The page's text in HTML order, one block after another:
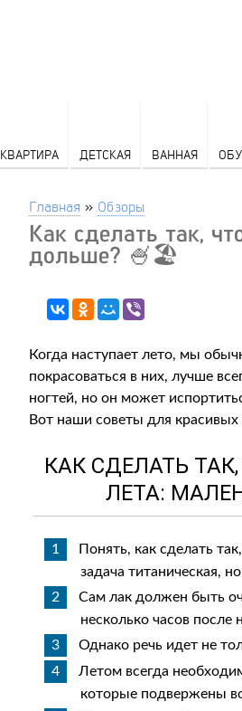
КВАРТИРА ДЕТСКАЯ ВАННАЯ
Главная » Обзоры
Как сделать так,
дольше? 🍧🏖️
Когда наступает лето, мы
покрасоваться в них, лучше
ногтей, но он может
Вот наши советы для красивых
КАК СДЕЛАТЬ
ЛЕТА:
Понять, как сделать
задача титаническая,
Сам лак должен быть
несколько часов после
Однако речь идет не
Летом всегда
которые подвержены